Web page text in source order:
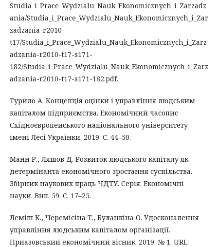
Studia_i_Prace_Wydzialu_Nauk_Ekonomicznych_i_Zarzadz
ania/Studia_i_Prace_Wydzialu_Nauk_Ekonomicznych_i_Zar
zadzania-r2010-
t17/Studia_i_Prace_Wydzialu_Nauk_Ekonomicznych_i_Zarz
adzania-r2010-t17-s171-
182/Studia_i_Prace_Wydzialu_Nauk_Ekonomicznych_i_Zarz
adzania-r2010-t17-s171-182.pdf.
Турило А. Концепція оцінки і управління людським
капіталом підприємства. Економічний часопис
Східноєвропейського національного університету
імені Лесі Українки. 2019. С. 44–50.
Манн Р., Ляшов Д. Розвиток людського капіталу як
детермінанта економічного зростання суспільства.
Збірник наукових праць ЧДТУ. Серія: Економічні
науки. Вип. 59. С. 17–25.
Леміш К., Черемісіна Т., Буланкіна О. Удосконалення
управління людським капіталом організації.
Приазовський економічний вісник. 2019. № 1. URL: